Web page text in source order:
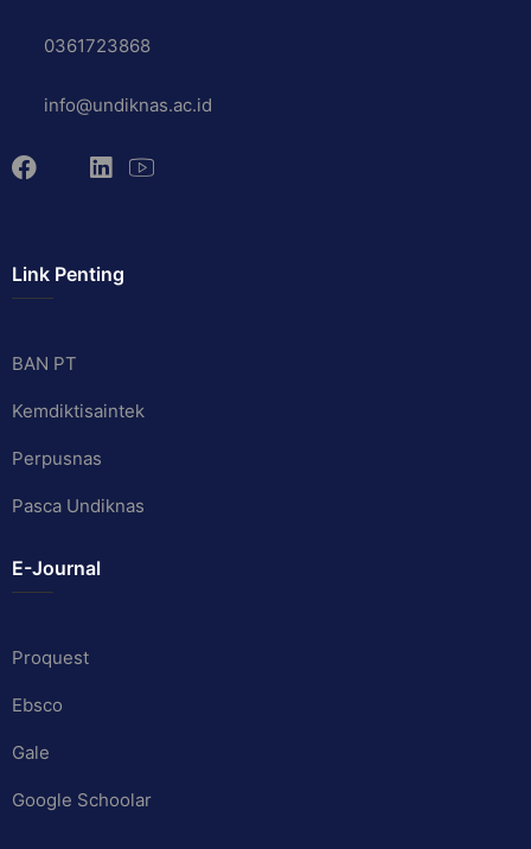
0361723868
info@undiknas.ac.id
Link Penting
BAN PT
Kemdiktisaintek
Perpusnas
Pasca Undiknas
E-Journal
Proquest
Ebsco
Gale
Google Schoolar